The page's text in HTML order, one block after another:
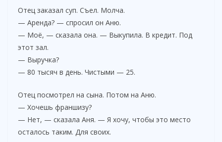
Отец заказал суп. Съел. Молча.
— Аренда? — спросил он Аню.
— Моё, — сказала она. — Выкупила. В кредит. Под
этот зал.
— Выручка?
— 80 тысяч в день. Чистыми — 25.
Отец посмотрел на сына. Потом на Аню.
— Хочешь франшизу?
— Нет, — сказала Аня. — Я хочу, чтобы это место
осталось таким. Для своих.